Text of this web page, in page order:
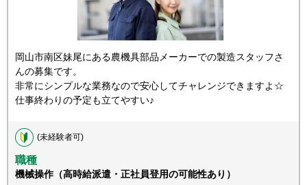
岡山市南区妹尾にある農機具部品メーカーでの製造スタッフさ
んの募集です。
非常にシンプルな業務なので安心してチャレンジできますよ☆
仕事終わりの予定も立てやすい♪
(未経験者可)
職種
機械操作（高時給派遣・正社員登用の可能性あり）